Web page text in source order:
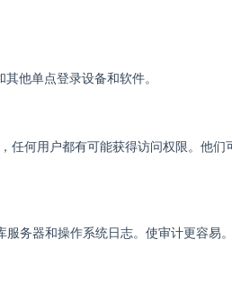
他单点登录设备和软件。
任何用户都有可能获得访问权限。他们
务器和操作系统日志。使审计更容易。